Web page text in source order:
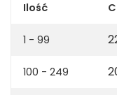
Ilość
1 - 99
100 - 249